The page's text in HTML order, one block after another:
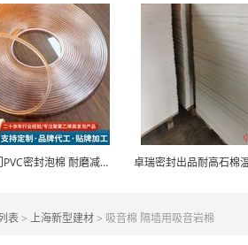
机械舱门PVC密封泡棉 耐磨减震填充专用
表> 上海新型建材> 吸音棉 隔墙用吸音岩棉